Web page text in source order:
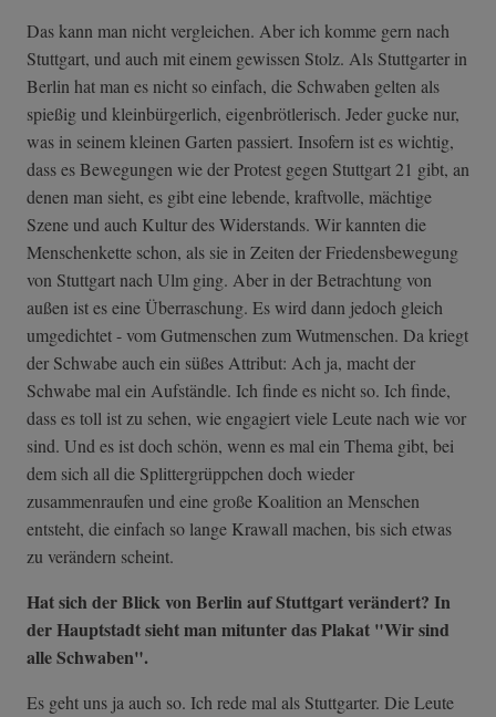
Das kann man nicht vergleichen. Aber ich komme gern nach
Stuttgart, und auch mit einem gewissen Stolz. Als Stuttgarter in
Berlin hat man es nicht so einfach, die Schwaben gelten als
spießig und kleinbürgerlich, eigenbrötlerisch. Jeder gucke nur,
was in seinem kleinen Garten passiert. Insofern ist es wichtig,
dass es Bewegungen wie der Protest gegen Stuttgart 21 gibt, an
denen man sieht, es gibt eine lebende, kraftvolle, mächtige
Szene und auch Kultur des Widerstands. Wir kannten die
Menschenkette schon, als sie in Zeiten der Friedensbewegung
von Stuttgart nach Ulm ging. Aber in der Betrachtung von
außen ist es eine Überraschung. Es wird dann jedoch gleich
umgedichtet - vom Gutmenschen zum Wutmenschen. Da kriegt
der Schwabe auch ein süßes Attribut: Ach ja, macht der
Schwabe mal ein Aufständle. Ich finde es nicht so. Ich finde,
dass es toll ist zu sehen, wie engagiert viele Leute nach wie vor
sind. Und es ist doch schön, wenn es mal ein Thema gibt, bei
dem sich all die Splittergrüppchen doch wieder
zusammenraufen und eine große Koalition an Menschen
entsteht, die einfach so lange Krawall machen, bis sich etwas
zu verändern scheint.
Hat sich der Blick von Berlin auf Stuttgart verändert? In
der Hauptstadt sieht man mitunter das Plakat "Wir sind
alle Schwaben".
Es geht uns ja auch so. Ich rede mal als Stuttgarter. Die Leute